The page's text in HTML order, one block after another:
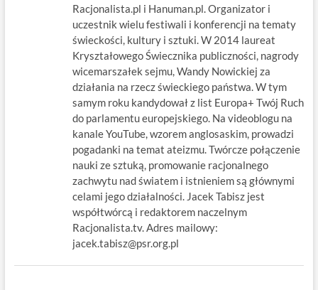
Racjonalista.pl i Hanuman.pl. Organizator i
uczestnik wielu festiwali i konferencji na tematy
świeckości, kultury i sztuki. W 2014 laureat
Kryształowego Świecznika publiczności, nagrody
wicemarszałek sejmu, Wandy Nowickiej za
działania na rzecz świeckiego państwa. W tym
samym roku kandydował z list Europa+ Twój Ruch
do parlamentu europejskiego. Na videoblogu na
kanale YouTube, wzorem anglosaskim, prowadzi
pogadanki na temat ateizmu. Twórcze połączenie
nauki ze sztuką, promowanie racjonalnego
zachwytu nad światem i istnieniem są głównymi
celami jego działalności. Jacek Tabisz jest
współtwórcą i redaktorem naczelnym
Racjonalista.tv. Adres mailowy:
jacek.tabisz@psr.org.pl